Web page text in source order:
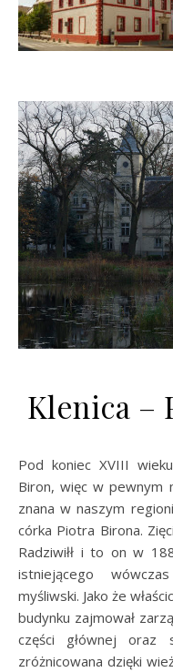
Klenica –
Pod koniec XVIII wieku dobra klenickie zakupiła rodziny
Biron, więc w pewnym
znana w naszym
córka Piotra Birona.
Radziwiłł i to on w
istniejącego
myśliwski. Jako że
budynku zajmował
części głównej oraz
zróżnicowana dzięki